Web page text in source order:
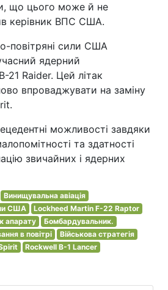
що цього може й не
керівник ВПС США.
повітряні сили США
ядерний
21 Raider. Цей літак
впроваджувати на заміну
можливості завдяки
та здатності
звичайних і ядерних
Винищувальна авіація
США
Lockheed Martin F-22 Raptor
апарату
Бомбардувальник.
в повітрі
Військова стратегія
Rockwell B-1 Lancer